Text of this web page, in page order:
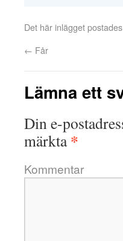
Det här inlägget
← Får
Lämna ett
Din e-
märkta*
Kommentar